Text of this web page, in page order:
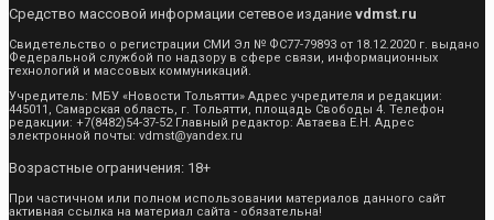
Средство массовой информации сетевое издание vdmst.ru
Свидетельство о регистрации СМИ Эл № ФС77-79893 от 18.12.2020 г. выдано
Федеральной службой по надзору в сфере связи, информационных
технологий и массовых коммуникаций.
Учредитель: МБУ «Новости Тольятти» Адрес учредителя и редакции:
445011, Самарская область, г. Тольятти, площадь Свободы 4. Телефон
редакции: +7(8482)54-37-52 Главный редактор: Автаева Е.Н. Адрес
электронной почты: vdmst@yandex.ru
Возрастные ограничения: 18+
При частичном или полном использовании материалов данного сайт
активная ссылка на материал сайта - обязательна!